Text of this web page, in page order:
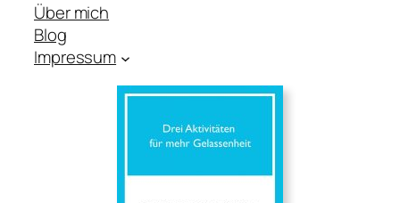
Über mich
Blog
Impressum